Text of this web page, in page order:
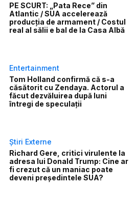
PE SCURT: „Pata Rece” din
Atlantic / SUA accelerează
producția de armament / Costul
real al sălii e bal de la Casa Albă
Entertainment
Tom Holland confirmă că s-a
căsătorit cu Zendaya. Actorul a
făcut dezvăluirea după luni
întregi de speculații
Știri Externe
Richard Gere, critici virulente la
adresa lui Donald Trump: Cine ar
fi crezut că un maniac poate
deveni preşedintele SUA?